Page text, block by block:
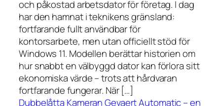
och påkostad arbetsdator för företag. I dag
har den hamnat i teknikens gränsland:
fortfarande fullt användbar för
kontorsarbete, men utan officiellt stöd för
Windows 11. Modellen berättar historien om
hur snabbt en välbyggd dator kan förlora sitt
ekonomiska värde – trots att hårdvaran
fortfarande fungerar. När […]
Dubbelåtta Kameran Gevaert Automatic – en